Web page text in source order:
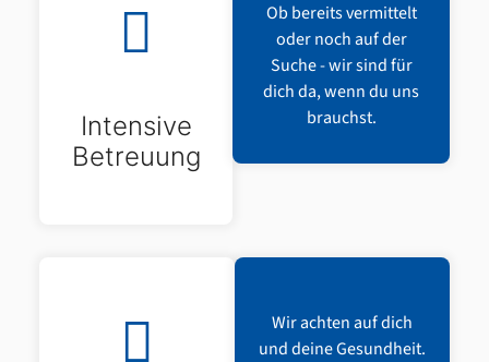
Intensive
Betreuung
Ob bereits vermittelt
oder noch auf der
Suche - wir sind für
dich da, wenn du uns
brauchst.
Wir achten auf dich
und deine Gesundheit.